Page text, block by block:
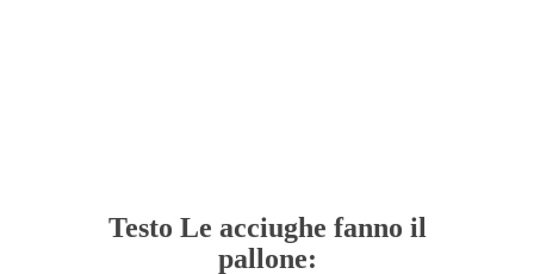
Testo Le acciughe fanno il
pallone: